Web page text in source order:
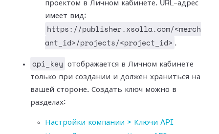
проектом в Личном кабинете. URL-адрес
имеет вид:
https://publisher.xsolla.com/<merch
ant_id>/projects/<project_id> .
api_key
отображается в Личном кабинете
только при создании и должен храниться на
вашей стороне. Создать ключ можно в
разделах:
Настройки компании > Ключи API